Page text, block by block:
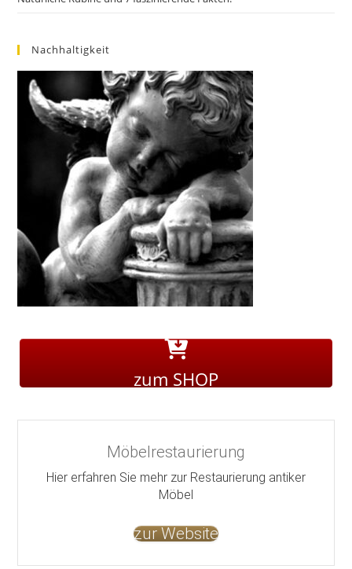
Nachhaltigkeit
zum SHOP
Möbelrestaurierung
Hier erfahren Sie mehr zur Restaurierung antiker
Möbel
zur Website